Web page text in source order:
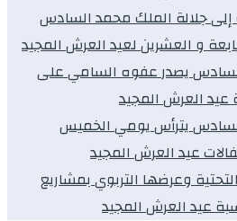
إلى جلالة الملك محمد السادس
و العشرين لعيد العرش المجيد
يصدر عفوه السامي على
يترأس يومي الخميس
عيد العرش المجيد
وعرضها التربوي بمشاريع
عيد العرش المجيد